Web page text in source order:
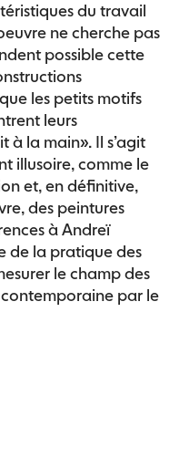
du travail
ne cherche pas
possible cette
les petits motifs
leurs
à la main». Il s’agit
illusoire, comme le
et, en définitive,
des peintures
à Andreï
de la pratique des
le champ des
par le